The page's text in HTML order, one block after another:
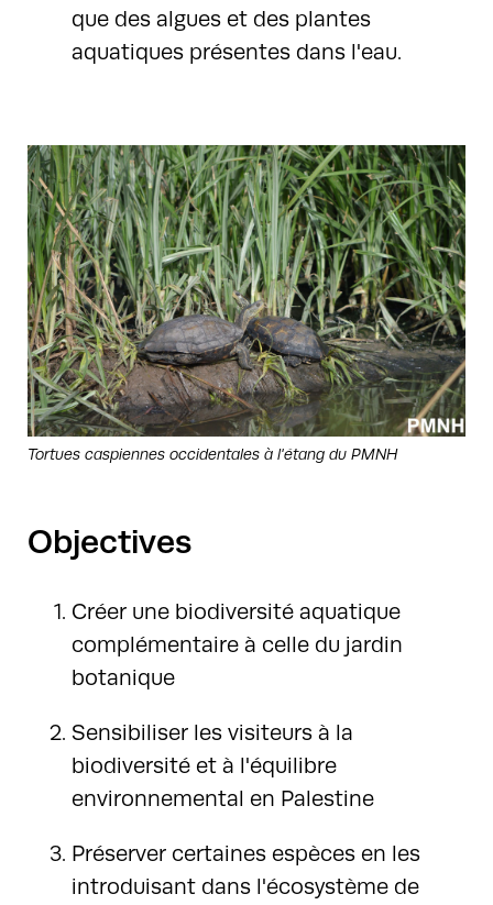
que des algues et des plantes
aquatiques présentes dans l'eau.
Tortues caspiennes occidentales à l'étang du PMNH
Objectives
Créer une biodiversité aquatique
complémentaire à celle du jardin
botanique
Sensibiliser les visiteurs à la
biodiversité et à l'équilibre
environnemental en Palestine
Préserver certaines espèces en les
introduisant dans l'écosystème de